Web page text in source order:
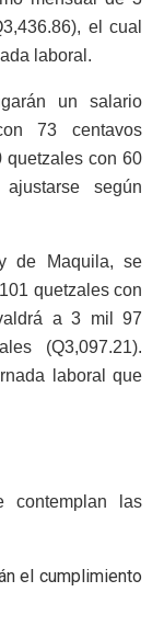
el cual
laboral.
un salario
73 centavos
quetzales con 60
según
de Maquila, se
quetzales con
a 3 mil 97
(Q3,097.21).
laboral que
contemplan las
el cumplimiento